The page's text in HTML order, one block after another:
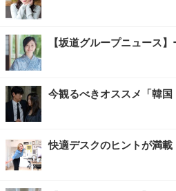
【坂道グループニュース
今観るべきオススメ「韓国
快適デスクのヒントが満